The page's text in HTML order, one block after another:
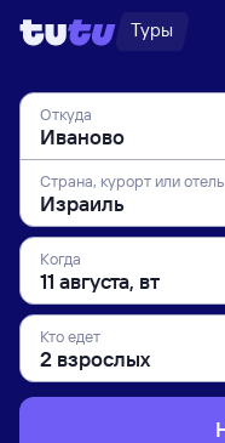
Туры
Откуда
Страна, курорт или отель
Когда
Кто едет